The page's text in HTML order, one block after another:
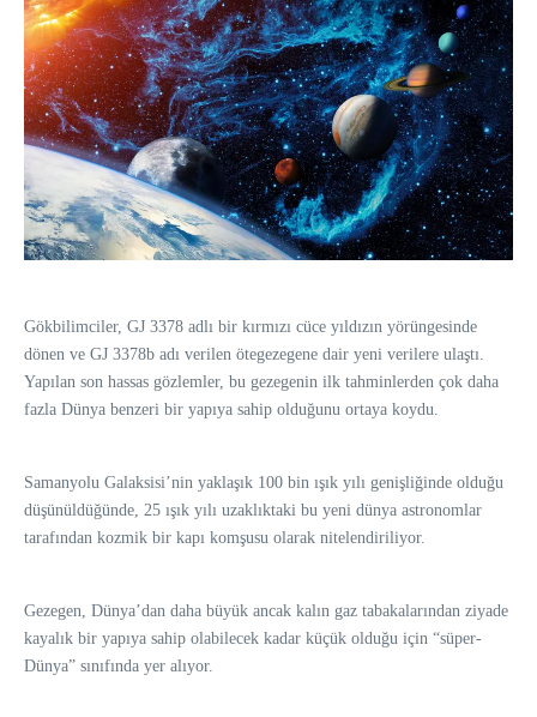
Gökbilimciler, GJ 3378 adlı bir kırmızı cüce yıldızın yörüngesinde
dönen ve GJ 3378b adı verilen ötegezegene dair yeni verilere ulaştı.
Yapılan son hassas gözlemler, bu gezegenin ilk tahminlerden çok daha
fazla Dünya benzeri bir yapıya sahip olduğunu ortaya koydu.
Samanyolu Galaksisi’nin yaklaşık 100 bin ışık yılı genişliğinde olduğu
düşünüldüğünde, 25 ışık yılı uzaklıktaki bu yeni dünya astronomlar
tarafından kozmik bir kapı komşusu olarak nitelendiriliyor.
Gezegen, Dünya’dan daha büyük ancak kalın gaz tabakalarından ziyade
kayalık bir yapıya sahip olabilecek kadar küçük olduğu için “süper-
Dünya” sınıfında yer alıyor.